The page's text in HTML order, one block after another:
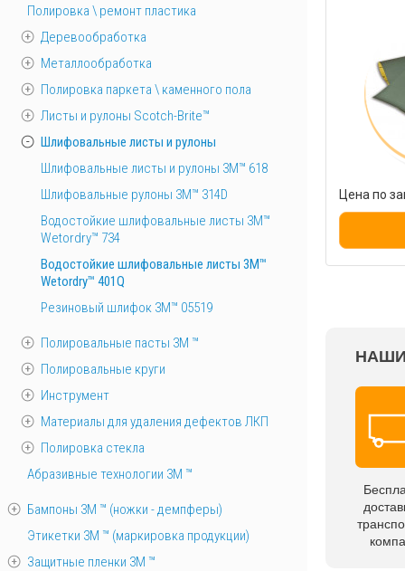
Цена по
Полировка \ ремонт пластика
Деревообработка
Металлообработка
Полировка паркета \ каменного пола
Листы и рулоны Scotch-Brite™
Шлифовальные листы и рулоны
Шлифовальные листы и рулоны 3M™ 618
Шлифовальные рулоны 3M™ 314D
Водостойкие шлифовальные листы 3M™
Wetordry™ 734
Водостойкие шлифовальные листы 3M™
Wetordry™ 401Q
Резиновый шлифок 3M™ 05519
Полировальные пасты 3М ™
Полировальные круги
Инструмент
Материалы для удаления дефектов ЛКП
Полировка стекла
Абразивные технологии 3М ™
Бампоны 3М ™ (ножки - демпферы)
Этикетки 3М ™ (маркировка продукции)
Защитные пленки 3М ™